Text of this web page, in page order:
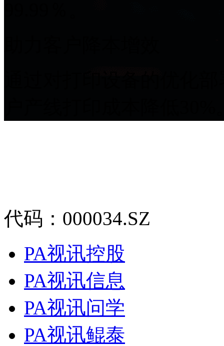
代码：000034.SZ
PA视讯控股
PA视讯信息
PA视讯问学
PA视讯鲲泰